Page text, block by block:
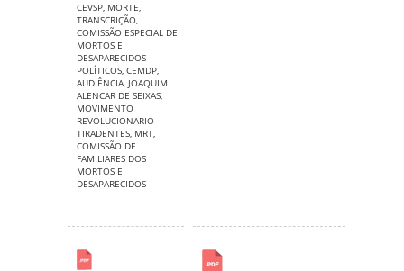
CEVSP, MORTE,
TRANSCRIÇÃO,
COMISSÃO ESPECIAL DE
MORTOS E
DESAPARECIDOS
POLÍTICOS, CEMDP,
AUDIÊNCIA, JOAQUIM
ALENCAR DE SEIXAS,
MOVIMENTO
REVOLUCIONARIO
TIRADENTES, MRT,
COMISSÃO DE
FAMILIARES DOS
MORTOS E
DESAPARECIDOS